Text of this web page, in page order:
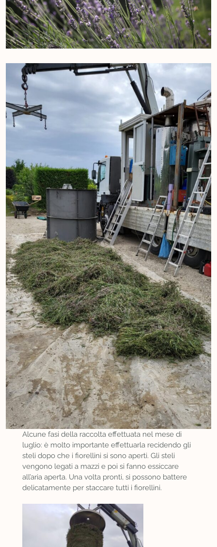
Alcune fasi della raccolta effettuata nel mese di
luglio: è molto importante effettuarla recidendo gli
steli dopo che i fiorellini si sono aperti. Gli steli
vengono legati a mazzi e poi si fanno essiccare
all’aria aperta. Una volta pronti, si possono battere
delicatamente per staccare tutti i fiorellini.